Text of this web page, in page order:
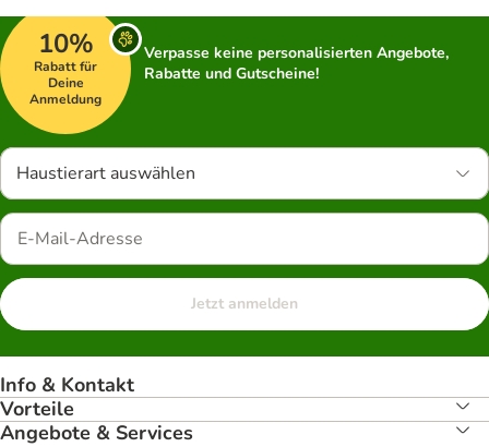
10%
Rabatt für
Deine
Anmeldung
Verpasse keine personalisierten Angebote,
Rabatte und Gutscheine!
Haustierart auswählen
Jetzt anmelden
Info & Kontakt
Vorteile
Angebote & Services